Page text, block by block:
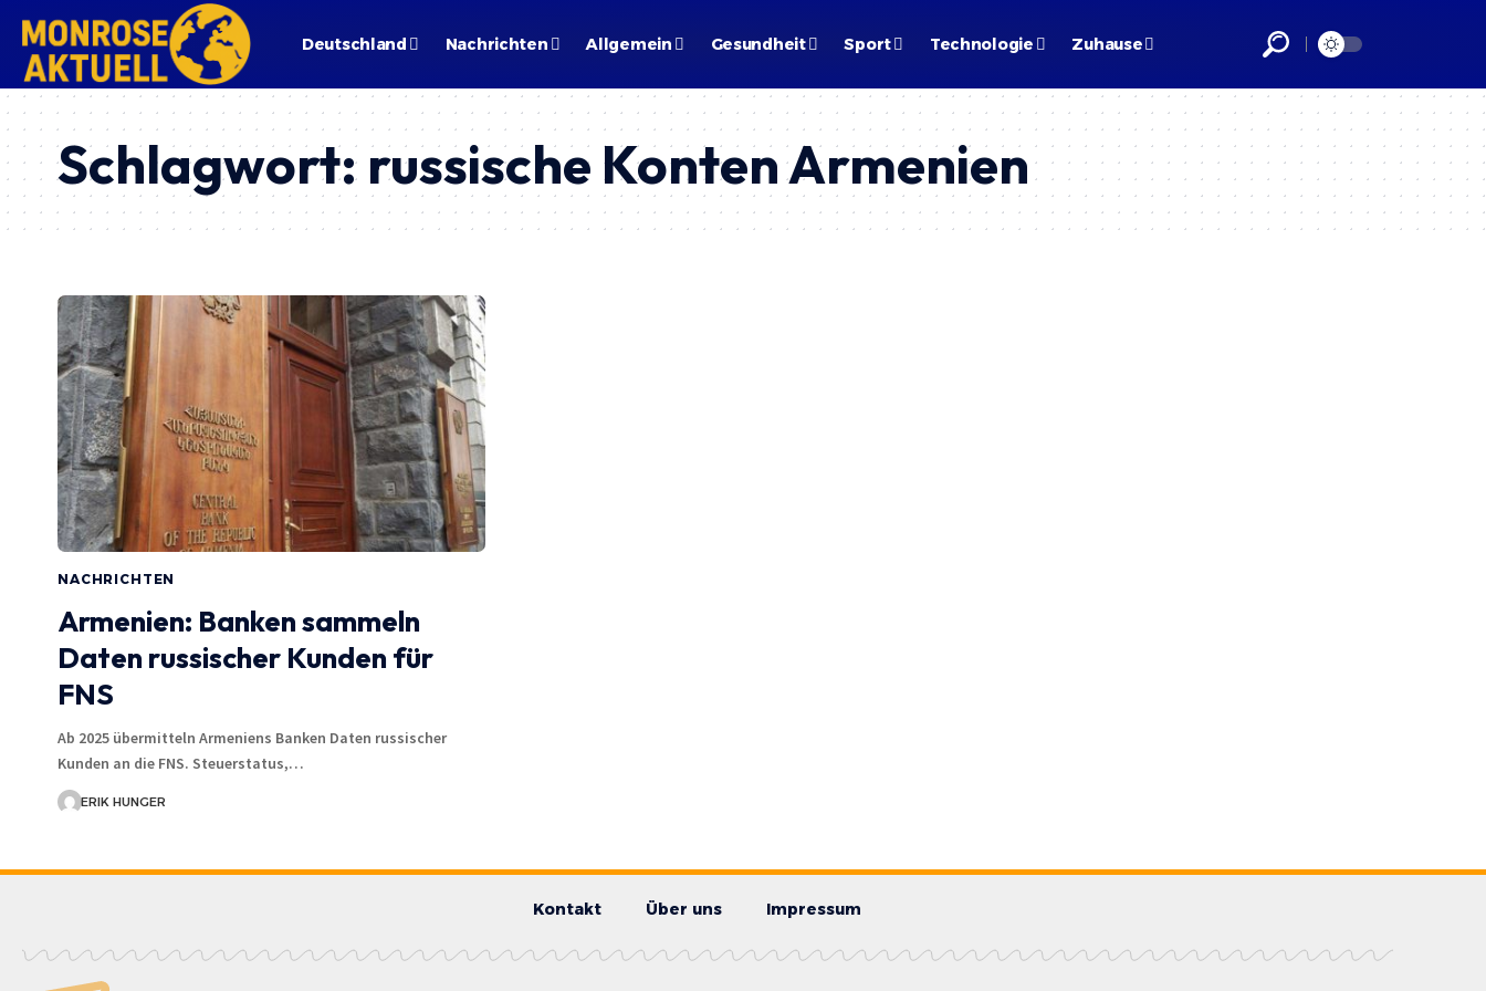
Deutschland Nachrichten Allgemein Gesundheit Sport Technologie Zuhause
Schlagwort: russische Konten Armenien
NACHRICHTEN
Armenien: Banken sammeln
Daten russischer Kunden für
FNS
Ab 2025 übermitteln Armeniens Banken Daten russischer
Kunden an die FNS. Steuerstatus,…
ERIK HUNGER
Kontakt Über uns Impressum